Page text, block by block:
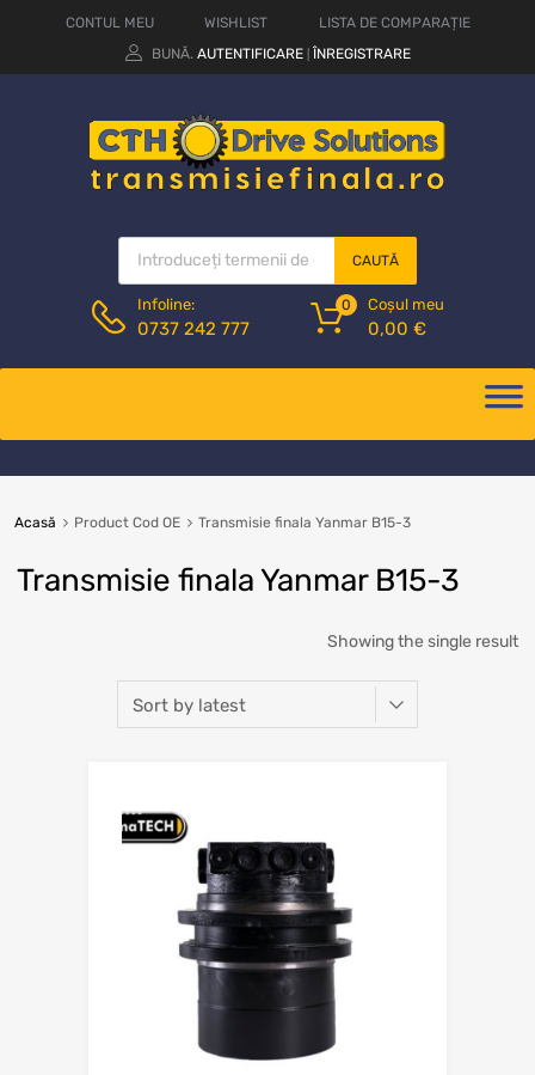
CONTUL MEU WISHLIST
LISTA DE COMPARAȚIE
BUNĂ. AUTENTIFICARE ÎNREGISTRARE
CAUTĂ
Infoline:
0737 242 777
Coșul meu
0,00 €
0
Acasă Product Cod OE Transmisie finala Yanmar B15-3
Transmisie finala Yanmar B15-3
Showing the single result